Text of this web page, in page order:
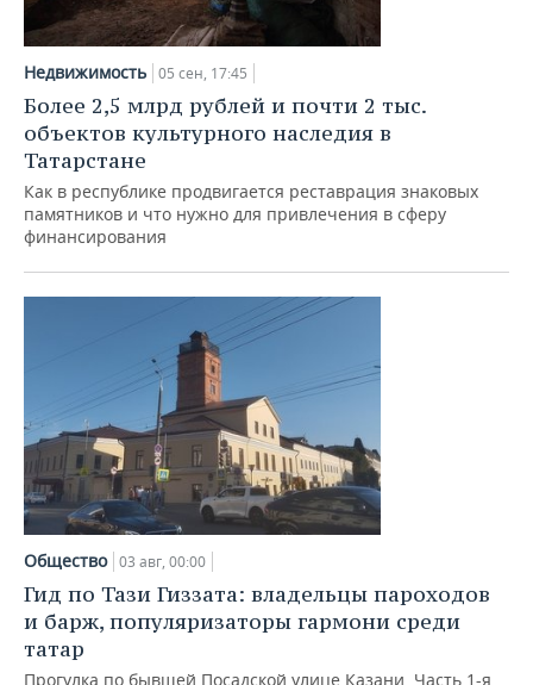
Недвижимость 05 сен, 17:45
Более 2,5 млрд рублей и почти 2 тыс.
объектов культурного наследия в
Татарстане
Как в республике продвигается реставрация знаковых
памятников и что нужно для привлечения в сферу
финансирования
Общество 03 авг, 00:00
Гид по Тази Гиззата: владельцы пароходов
и барж, популяризаторы гармони среди
татар
Прогулка по бывшей Посадской улице Казани. Часть 1-я